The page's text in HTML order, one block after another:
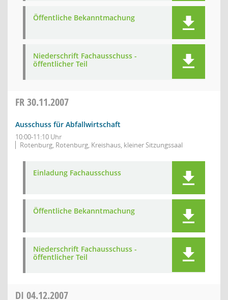
Öffentliche Bekanntmachung
Niederschrift Fachausschuss -
öffentlicher Teil
FR30.11.2007
Ausschuss für Abfallwirtschaft
10:00-11:10 Uhr
Rotenburg, Rotenburg, Kreishaus, kleiner Sitzungssaal
Einladung Fachausschuss
Öffentliche Bekanntmachung
Niederschrift Fachausschuss -
öffentlicher Teil
DI 04.12.2007